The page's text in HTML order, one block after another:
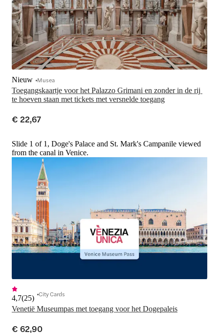
Toegangskaartje voor het Palazzo Grimani en zonder in de rij
te hoeven staan met tickets met versnelde toegang
Nieuw Musea
€ 22,67
Slide 1 of 1, Doge's Palace and St. Mark's Campanile viewed
from the canal in Venice.
Venetië Museumpas met toegang voor het Dogepaleis
4,7(25) City Cards
€ 62,90